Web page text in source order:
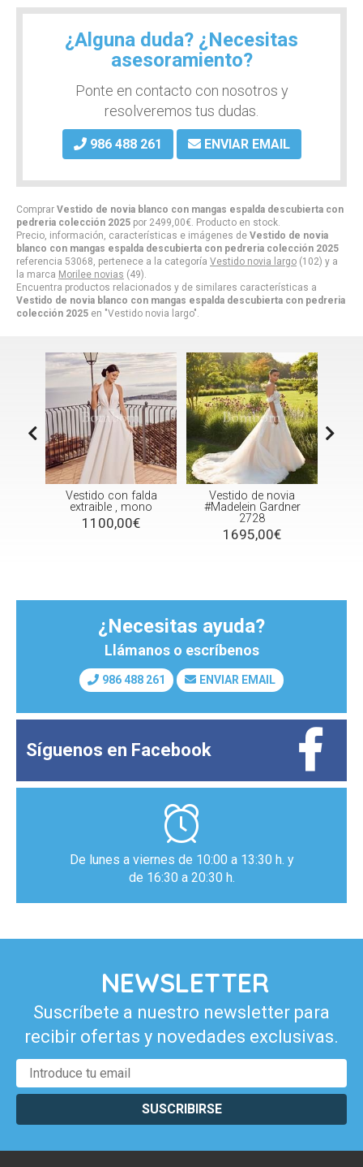
Comprar Vestido de novia blanco con mangas espalda descubierta con
pedreria colección 2025 por 2499,00€. Producto en stock.
Precio, información, características e imágenes de Vestido de novia
blanco con mangas espalda descubierta con pedreria colección 2025
referencia 53068, pertenece a la categoría Vestido novia largo (102) y a
la marca Morilee novias (49).
Encuentra productos relacionados y de similares características a
Vestido de novia blanco con mangas espalda descubierta con pedreria
colección 2025 en "Vestido novia largo".
¿Alguna duda? ¿Necesitas
asesoramiento?
Ponte en contacto con nosotros y
resolveremos tus dudas.
986 488 261 ENVIAR EMAIL
Vestido con falda
extraible , mono
1100,00€
Vestido de novia
#Madelein Gardner
1695,00€
¿Necesitas ayuda?
Llámanos o escríbenos
986 488 261 ENVIAR EMAIL
Síguenos en Facebook
De lunes a viernes de 10:00 a 13:30 h. y
de 16:30 a 20:30 h.
NEWSLETTER
Suscríbete a nuestro newsletter para
recibir ofertas y novedades exclusivas.
SUSCRIBIRSE